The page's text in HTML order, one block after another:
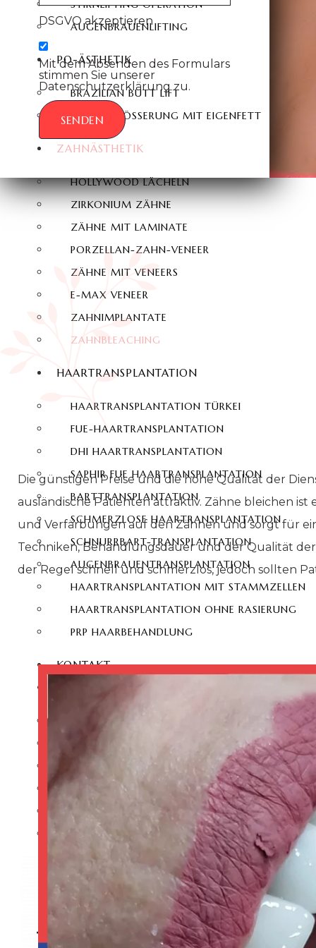
STIRNLIFTING OPERATION
AUGENBRAUENLIFTING
PO-ÄSTHETIK
BRAZILIAN BUTT LIFT
PO VERGRÖSSERUNG MIT EIGENFETT
ZAHNÄSTHETIK
HOLLYWOOD LÄCHELN
ZIRKONIUM ZÄHNE
ZÄHNE MIT LAMINATE
PORZELLAN-ZAHN-VENEER
ZÄHNE MIT VENEERS
E-MAX VENEER
ZAHNIMPLANTATE
ZAHNBLEACHING
HAARTRANSPLANTATION
HAARTRANSPLANTATION TÜRKEI
FUE-HAARTRANSPLANTATION
DHI HAARTRANSPLANTATION
SAPHIR FUE HAARTRANSPLANTATION
BARTTRANSPLANTATION
SCHMERZLOSE HAARTRANSPLANTATION
SCHNURRBART-TRANSPLANTATION
AUGENBRAUENTRANSPLANTATION
HAARTRANSPLANTATION MIT STAMMZELLEN
HAARTRANSPLANTATION OHNE RASIERUNG
PRP HAARBEHANDLUNG
KONTAKT
ENGLISCH
ITALIENISCH
( FRANZÖSISCH)
ESPAÑOL
SPANISCH
РУССКИЙ
RUSSISCH
DSGVO akzeptieren
Mit dem Absenden des Formulars
stimmen Sie unserer
Datenschutzerklärung zu.
SENDEN
Die günstigen Preise und die hohe Qualität der
ausländische Patienten attraktiv. Zähne bleichen
und Verfärbungen auf den Zähnen und sorgt für
Techniken, Behandlungsdauer und der Qualität
der Regel schnell und schmerzlos, jedoch sollten